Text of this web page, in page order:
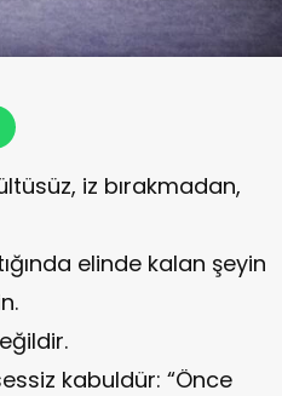
iz bırakmadan,
elinde kalan şeyin
kabuldür: “Önce